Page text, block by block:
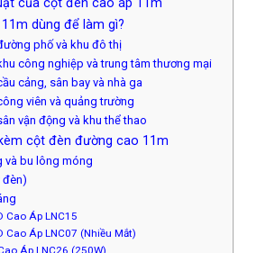
của cột đèn cao áp 11m
dùng để làm gì?
phố và khu đô thị
công nghiệp và trung tâm thương mại
cảng, sân bay và nhà ga
viên và quảng trường
vận động và khu thể thao
cột đèn đường cao 11m
và bu lông móng
đèn)
Cao Áp LNC15
Cao Áp LNC07 (Nhiều Mắt)